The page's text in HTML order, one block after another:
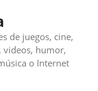
de juegos, cine,
videos, humor,
o Internet